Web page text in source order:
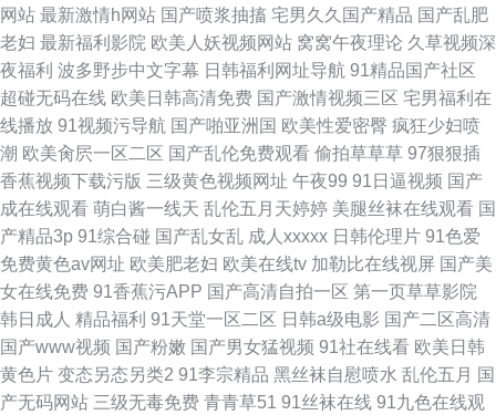
网站 最新激情h网站 国产喷浆抽搐 宅男久久国产精品 国产乱肥
老妇 最新福利影院 欧美人妖视频网站 窝窝午夜理论 久草视频深
夜福利 波多野步中文字幕 日韩福利网址导航 91精品国产社区
超碰无码在线 欧美日韩高清免费 国产激情视频三区 宅男福利在
线播放 91视频污导航 国产啪亚洲国 欧美性爱密臀 疯狂少妇喷
潮 欧美肏屄一区二区 国产乱伦免费观看 偷拍草草草 97狠狠插
香蕉视频下载污版 三级黄色视频网址 午夜99 91日逼视频 国产
成在线观看 萌白酱一线天 乱伦五月天婷婷 美腿丝袜在线观看 国
产精品3p 91综合碰 国产乱女乱 成人xxxxx 日韩伦理片 91色爱
免费黄色av网址 欧美肥老妇 欧美在线tv 加勒比在线视屏 国产美
女在线免费 91香蕉污APP 国产高清自拍一区 第一页草草影院
韩日成人 精品福利 91天堂一区二区 日韩a级电影 国产二区高清
国产www视频 国产粉嫩 国产男女猛视频 91社在线看 欧美日韩
黄色片 变态另态另类2 91李宗精品 黑丝袜自慰喷水 乱伦五月 国
产无码网站 三级无毒免费 青青草51 91丝袜在线 91九色在线观